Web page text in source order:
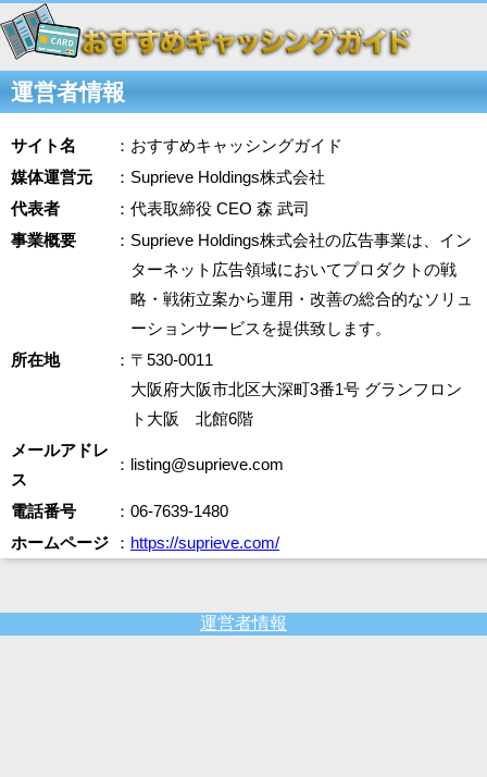
運営者情報
サイト名
：おすすめキャッシングガイド
媒体運営元
：Suprieve Holdings株式会社
代表者
：代表取締役 CEO 森 武司
事業概要
：Suprieve Holdings株式会社の広告事業は、イン
ターネット広告領域においてプロダクトの戦
略・戦術立案から運用・改善の総合的なソリュ
ーションサービスを提供致します。
所在地
：〒530-0011
大阪府大阪市北区大深町3番1号 グランフロン
ト大阪 北館6階
メールアドレ
ス
：listing@suprieve.com
電話番号
：06-7639-1480
ホームページ
： https://suprieve.com/
運営者情報